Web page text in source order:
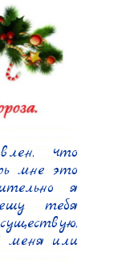
что
мне это
я
тебя
меня или